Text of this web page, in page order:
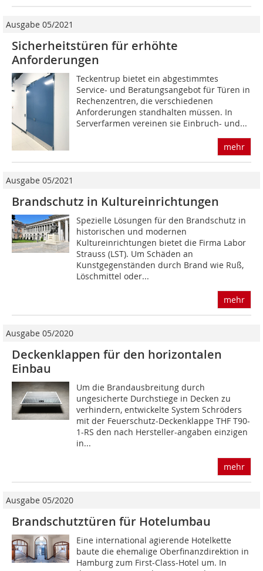
Ausgabe 05/2021
Sicherheitstüren für erhöhte
Anforderungen
Teckentrup bietet ein abgestimmtes
Service- und Beratungsangebot für Türen in
Rechenzentren, die verschiedenen
Anforderungen standhalten müssen. In
Serverfarmen vereinen sie Einbruch- und...
mehr
Ausgabe 05/2021
Brandschutz in Kultureinrichtungen
Spezielle Lösungen für den Brandschutz in
historischen und modernen
Kultureinrichtungen bietet die Firma Labor
Strauss (LST). Um Schäden an
Kunstgegenständen durch Brand wie Ruß,
Löschmittel oder...
mehr
Ausgabe 05/2020
Deckenklappen für den horizontalen
Einbau
Um die Brandausbreitung durch
ungesicherte Durchstiege in Decken zu
verhindern, entwickelte System Schröders
mit der Feuerschutz-Deckenklappe THF T90-
1-RS den nach Hersteller-angaben einzigen
in...
mehr
Ausgabe 05/2020
Brandschutztüren für Hotelumbau
Eine international agierende Hotelkette
baute die ehemalige Oberfinanzdirektion in
Hamburg zum First-Class-Hotel um. In